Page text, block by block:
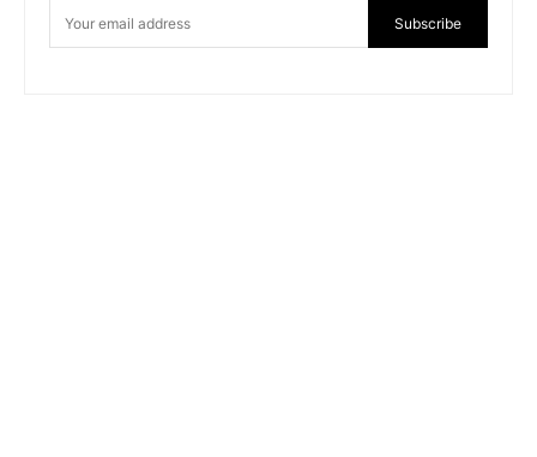
Subscribe